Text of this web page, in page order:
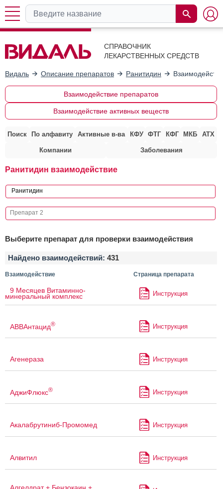
СПРАВОЧНИК
ЛЕКАРСТВЕННЫХ СРЕДСТВ
Видаль Описание препаратов Ранитидин
Взаимодействие препаратов
Взаимодействие активных веществ
Поиск По алфавиту Активные в-ва КФУ ФТГ КФГ МКБ АТХ
Компании Заболевания
Ранитидин взаимодействие
Выберите препарат для проверки взаимодействия
Найдено взаимодействий: 431
Взаимодействие Страница препарата
9 Месяцев Витаминно-
минеральный комплекс Инструкция
АВВАнтацид® Инструкция
Агенераза Инструкция
АджиФлюкс® Инструкция
Акалабрутиниб-Промомед Инструкция
Алвитил Инструкция